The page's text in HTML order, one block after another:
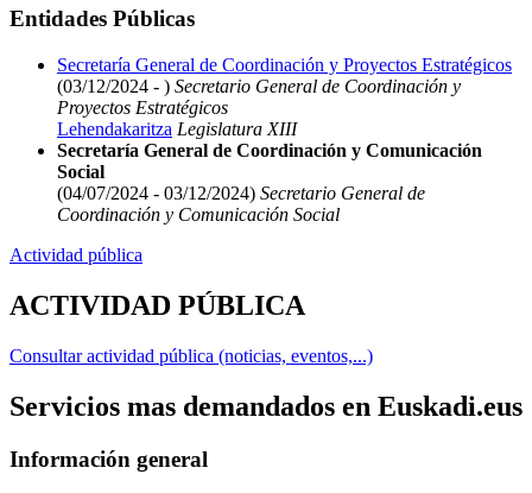
Entidades Públicas
Secretaría General de Coordinación y Proyectos Estratégicos
(03/12/2024 - ) Secretario General de Coordinación y
Proyectos Estratégicos
Lehendakaritza Legislatura XIII
Secretaría General de Coordinación y Comunicación
Social
(04/07/2024 - 03/12/2024) Secretario General de
Coordinación y Comunicación Social
Actividad pública
ACTIVIDAD PÚBLICA
Consultar actividad pública (noticias, eventos,...)
Servicios mas demandados en Euskadi.eus
Información general